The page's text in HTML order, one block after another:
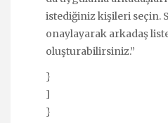
istediğiniz kişileri seçin.
onaylayarak arkadaş
oluşturabilirsiniz.”
}
]
}